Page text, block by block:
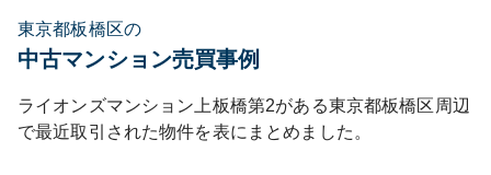
東京都板橋区の
中古マンション売買事例
ライオンズマンション上板橋第2がある東京都板橋区 周辺
で最近取引された物件を表にまとめました。